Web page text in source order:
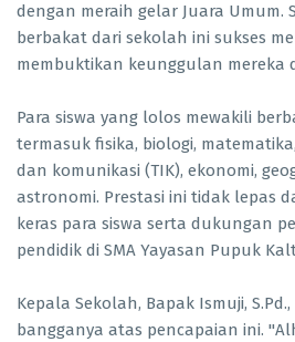
dengan meraih gelar Juara Umum.
berbakat dari sekolah ini sukses
membuktikan keunggulan mereka
Para siswa yang lolos mewakili
termasuk fisika, biologi,
dan komunikasi (TIK), ekonomi,
astronomi. Prestasi ini tidak lepas
keras para siswa serta dukungan
pendidik di SMA Yayasan Pupuk
Kepala Sekolah, Bapak Ismuji,
bangganya atas pencapaian ini.